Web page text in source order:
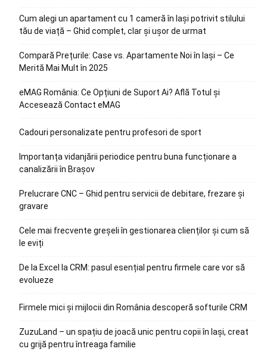
Cum alegi un apartament cu 1 cameră în Iași potrivit stilului
tău de viață – Ghid complet, clar și ușor de urmat
Compară Prețurile: Case vs. Apartamente Noi în Iași – Ce
Merită Mai Mult în 2025
eMAG România: Ce Opțiuni de Suport Ai? Află Totul și
Accesează Contact eMAG
Cadouri personalizate pentru profesori de sport
Importanța vidanjării periodice pentru buna funcționare a
canalizării în Brașov
Prelucrare CNC – Ghid pentru servicii de debitare, frezare și
gravare
Cele mai frecvente greșeli în gestionarea clienților și cum să
le eviți
De la Excel la CRM: pasul esențial pentru firmele care vor să
evolueze
Firmele mici și mijlocii din România descoperă softurile CRM
ZuzuLand – un spațiu de joacă unic pentru copii în Iași, creat
cu grijă pentru întreaga familie